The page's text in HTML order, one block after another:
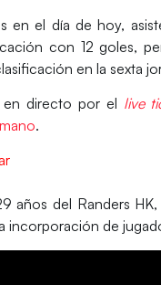
en el día de hoy,
con 12 goles,
en la sexta
en directo por el live
.
años del Randers
incorporación de